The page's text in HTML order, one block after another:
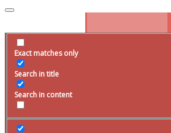
Exact matches only
Search in title
Search in content